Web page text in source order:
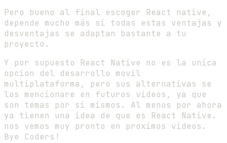
Pero bueno al final escoger React native,
depende mucho más si todas estas ventajas y
desventajas se adaptan bastante a tu
proyecto.
Y por supuesto React Native no es la unica
opcion del desarrollo movil
multiplataforma, pero sus alternativas se
los mencionare en futuros videos, ya que
son temas por si mismos. Al menos por ahora
ya tienen una idea de que es React Native.
nos vemos muy pronto en proximos videos.
Bye Coders!